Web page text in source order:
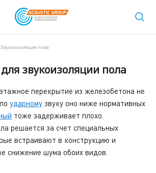
Звукоизоляция пола
звукоизоляции пола
перекрытие из железобетона не
ударному звуку оно ниже нормативных
тоже задерживает плохо.
решается за счет специальных
встраивают в конструкцию и
снижение шума обоих видов.